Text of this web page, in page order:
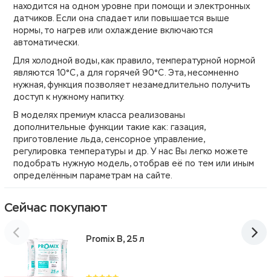
находится на одном уровне при помощи и электронных
датчиков. Если она спадает или повышается выше
нормы, то нагрев или охлаждение включаются
автоматически.
Для холодной воды, как правило, температурной нормой
являются 10°С, а для горячей 90°С. Эта, несомненно
нужная, функция позволяет незамедлительно получить
доступ к нужному напитку.
В моделях премиум класса реализованы
дополнительные функции такие как: газация,
приготовление льда, сенсорное управление,
регулировка температуры и др. У нас Вы легко можете
подобрать нужную модель, отобрав её по тем или иным
определённым параметрам на сайте.
Сейчас покупают
Promix B, 25 л